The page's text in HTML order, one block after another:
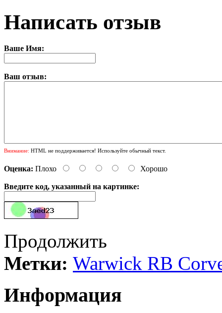
Написать отзыв
Ваше Имя:
Ваш отзыв:
Внимание: HTML не поддерживается! Используйте обычный текст.
Оценка: Плохо Хорошо
Введите код, указанный на картинке:
Продолжить
Метки: Warwick RB
Информация